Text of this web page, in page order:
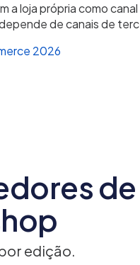
a loja própria como
de canais de
2026
edição.